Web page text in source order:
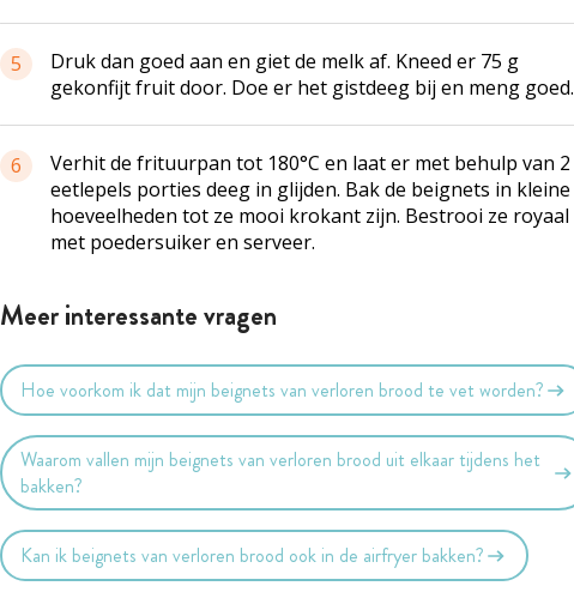
5
Druk dan goed aan en giet de melk af. Kneed er 75 g
gekonfijt fruit door. Doe er het gistdeeg bij en meng goed.
6
Verhit de frituurpan tot 180°C en laat er met behulp van 2
eetlepels porties deeg in glijden. Bak de beignets in kleine
hoeveelheden tot ze mooi krokant zijn. Bestrooi ze royaal
met poedersuiker en serveer.
Meer interessante vragen
Hoe voorkom ik dat mijn beignets van verloren brood te vet worden?
Waarom vallen mijn beignets van verloren brood uit elkaar tijdens het
bakken?
Kan ik beignets van verloren brood ook in de airfryer bakken?